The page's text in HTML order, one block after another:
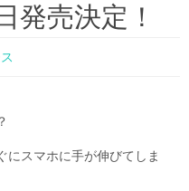
発売決定！
にスマホに手が伸びてしま